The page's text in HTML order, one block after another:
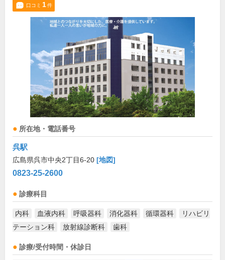
口コミ 1件
所在地・電話番号
呉駅
広島県呉市中央2丁目6-20 [地図]
0823-25-2600
診療科目
内科 血液内科 呼吸器科 消化器科 循環器科
リハビリ
テーション科
放射線診断科 歯科
診療/受付時間・休診日